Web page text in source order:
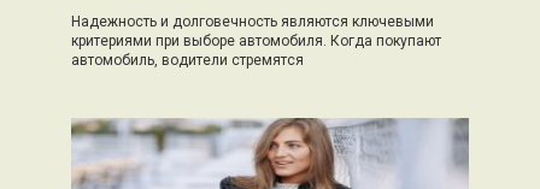
Надежность и долговечность являются ключевыми
критериями при выборе автомобиля. Когда покупают
автомобиль, водители стремятся